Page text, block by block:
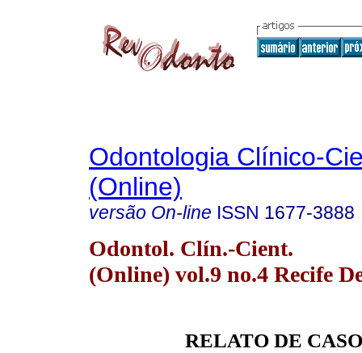
Odontologia Clínico-
(Online)
versão On-line ISSN 1677-3888
Odontol. Clín.-Cient.
(Online) vol.9 no.4 Recife
RELATO DE CASO